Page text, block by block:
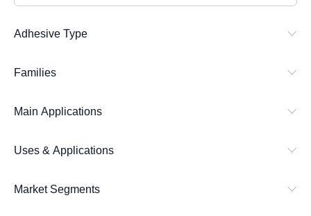
e
a
c
Adhesive Type
Families
Main Applications
Uses & Applications
Market Segments